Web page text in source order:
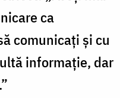
ca
comunicați și cu
informație, dar